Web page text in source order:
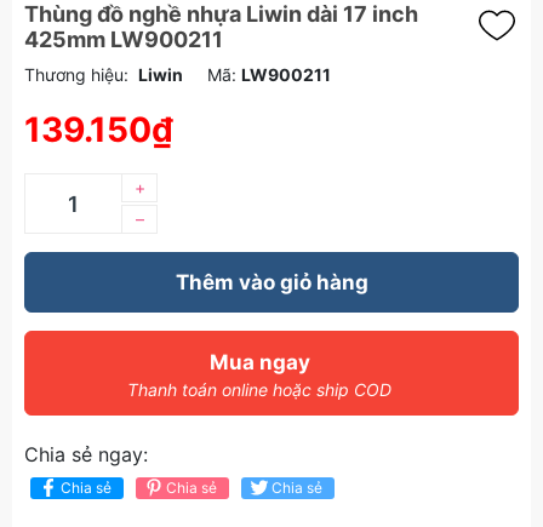
Thùng đồ nghề nhựa Liwin dài 17 inch
425mm LW900211
Thương hiệu: Liwin Mã: LW900211
139.150₫
–
+
Thêm vào giỏ hàng
Mua ngay
Thanh toán online hoặc ship COD
Chia sẻ ngay:
Chia sẻ Chia sẻ Chia sẻ